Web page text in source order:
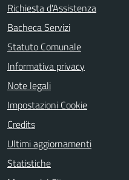
Richiesta d'Assistenza
Bacheca Servizi
Statuto Comunale
Informativa privacy
Note legali
Impostazioni Cookie
Credits
Ultimi aggiornamenti
Statistiche